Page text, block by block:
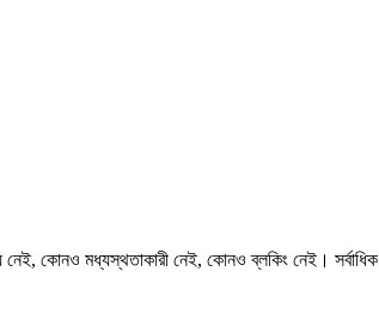
কোনও মধ্যস্থতাকারী নেই, কোনও ব্লকিং নেই।